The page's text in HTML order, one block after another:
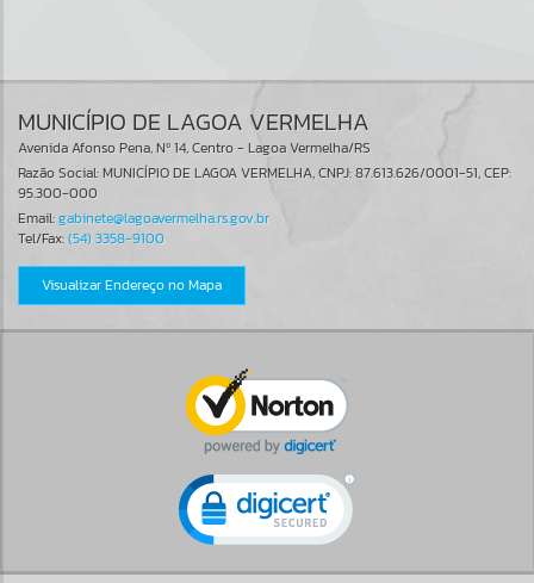
MUNICÍPIO DE LAGOA VERMELHA
Avenida Afonso Pena, Nº 14, Centro - Lagoa Vermelha/RS
Razão Social: MUNICÍPIO DE LAGOA VERMELHA, CNPJ: 87.613.626/0001-51, CEP:
95.300-000
Email:gabinete@lagoavermelha.rs.gov.br
Tel/Fax:(54) 3358-9100
Visualizar Endereço no Mapa